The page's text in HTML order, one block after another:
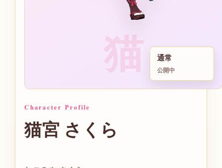
猫 通常
公開中
Character Profile
猫宮 さくら